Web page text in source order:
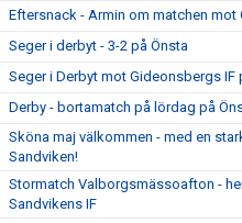
Eftersnack - Armin om matchen mot
Seger i derbyt - 3-2 på Önsta
Seger i Derbyt mot Gideonsbergs IF
Derby - bortamatch på lördag på
Sköna maj välkommen - med en
Sandviken!
Stormatch Valborgsmässoafton -
Sandvikens IF